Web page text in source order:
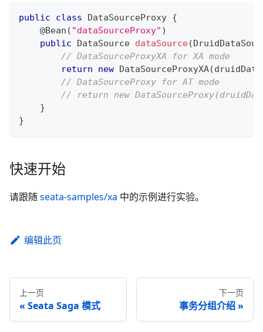
public class DataSourceProxy {
@Bean ( "dataSourceProxy" )
public
DataSource dataSource(
// DataSourceProxyXA for XA mode
return
new DataSourceProxyXA(
// DataSourceProxy for AT mode
// return new
}
}
快速开始
请跟随seata-samples/xa 中的示例进行实验。
编辑此页
上一页
Seata Saga 模式
下一页
事务分组介绍